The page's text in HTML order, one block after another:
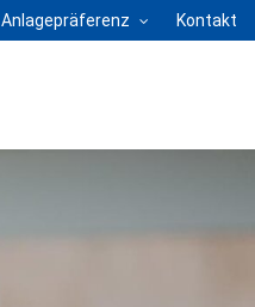
Anlagepräferenz Kontakt